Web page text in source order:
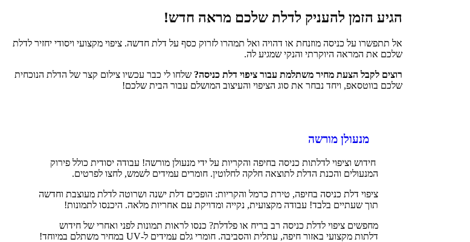
הגיע הזמן להעניק לדלת שלכם מראה חדש!
אל תתפשרו על כניסה מוזנחת או דהויה ואל תמהרו לזרוק כסף על דלת חדשה. ציפוי מקצועי ויסודי יחזיר לדלת
שלכם את המראה היוקרתי והנקי שמגיע לה.
רוצים לקבל הצעת מחיר משתלמת עבור ציפוי דלת כניסה? שלחו לי כבר עכשיו צילום קצר של הדלת הנוכחית
שלכם בווטסאפ, ויחד נבחר את סוג הציפוי והעיצוב המושלם עבור הבית שלכם!
מנעולן מורשה
חידוש וציפוי לדלתות כניסה בחיפה והקריות על ידי מנעולן מורשה! עבודה יסודית כולל פירוק
המנעולים והכנת הדלת לתוצאה חלקה לחלוטין. חומרים עמידים לשמש, לחצו לפרטים.
ציפוי דלת כניסה בחיפה, טירת כרמל והקריות: הופכים דלת ישנה ושרוטה לדלת מעוצבת וחדשה
תוך שעתיים בלבד! עבודה מקצועית, נקייה ומדויקת עם אחריות מלאה. היכנסו לתמונות!
מחפשים ציפוי לדלת כניסה רב בריח או פלדלת? כנסו לראות תמונות לפני ואחרי של חידוש
דלתות מקצועי באזור חיפה, עתלית והסביבה. חומרי גלם עמידים ל-UV במחיר משתלם במיוחד!